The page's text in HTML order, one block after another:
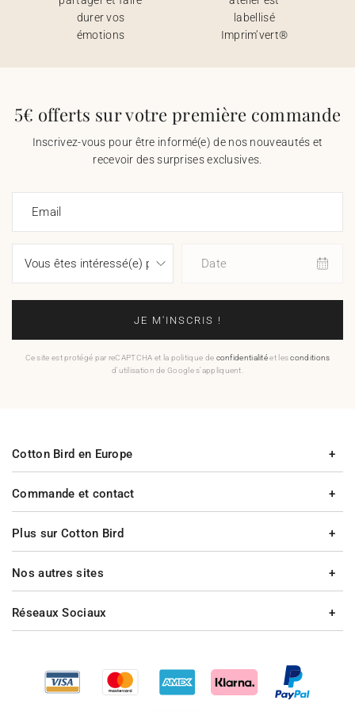
durer vos
émotions
labellisé
Imprim’vert®
5€ offerts sur votre première commande
Inscrivez-vous pour être informé(e) de nos nouveautés et
recevoir des surprises exclusives.
Email
Date
JE M'INSCRIS !
Ce site est protégé par reCAPTCHA et la politique de confidentialitéet lesconditions
d'utilisation de Google s'appliquent.
Commande et contact
Plus sur Cotton Bird
Cotton Bird en Europe
Nos autres sites
Réseaux Sociaux